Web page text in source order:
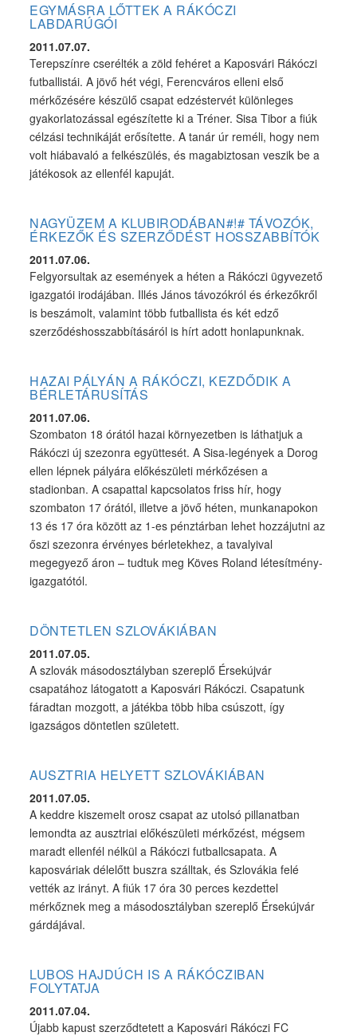
EGYMÁSRA LŐTTEK A RÁKÓCZI
LABDARÚGÓI
2011.07.07.
Terepszínre cserélték a zöld fehéret a Kaposvári Rákóczi
futballistái. A jövő hét végi, Ferencváros elleni első
mérkőzésére készülő csapat edzéstervét különleges
gyakorlatozással egészítette ki a Tréner. Sisa Tibor a fiúk
célzási technikáját erősítette. A tanár úr reméli, hogy nem
volt hiábavaló a felkészülés, és magabiztosan veszik be a
játékosok az ellenfél kapuját.
NAGYÜZEM A KLUBIRODÁBAN#!# TÁVOZÓK,
ÉRKEZŐK ÉS SZERZŐDÉST HOSSZABBÍTÓK
2011.07.06.
Felgyorsultak az események a héten a Rákóczi ügyvezető
igazgatói irodájában. Illés János távozókról és érkezőkről
is beszámolt, valamint több futballista és két edző
szerződéshosszabbításáról is hírt adott honlapunknak.
HAZAI PÁLYÁN A RÁKÓCZI, KEZDŐDIK A
BÉRLETÁRUSÍTÁS
2011.07.06.
Szombaton 18 órától hazai környezetben is láthatjuk a
Rákóczi új szezonra együttesét. A Sisa-legények a Dorog
ellen lépnek pályára előkészületi mérkőzésen a
stadionban. A csapattal kapcsolatos friss hír, hogy
szombaton 17 órától, illetve a jövő héten, munkanapokon
13 és 17 óra között az 1-es pénztárban lehet hozzájutni az
őszi szezonra érvényes bérletekhez, a tavalyival
megegyező áron – tudtuk meg Köves Roland létesítmény-
igazgatótól.
DÖNTETLEN SZLOVÁKIÁBAN
2011.07.05.
A szlovák másodosztályban szereplő Érsekújvár
csapatához látogatott a Kaposvári Rákóczi. Csapatunk
fáradtan mozgott, a játékba több hiba csúszott, így
igazságos döntetlen született.
AUSZTRIA HELYETT SZLOVÁKIÁBAN
2011.07.05.
A keddre kiszemelt orosz csapat az utolsó pillanatban
lemondta az ausztriai előkészületi mérkőzést, mégsem
maradt ellenfél nélkül a Rákóczi futballcsapata. A
kaposváriak délelőtt buszra szálltak, és Szlovákia felé
vették az irányt. A fiúk 17 óra 30 perces kezdettel
mérkőznek meg a másodosztályban szereplő Érsekújvár
gárdájával.
LUBOS HAJDÚCH IS A RÁKÓCZIBAN
FOLYTATJA
2011.07.04.
Újabb kapust szerződtetett a Kaposvári Rákóczi FC